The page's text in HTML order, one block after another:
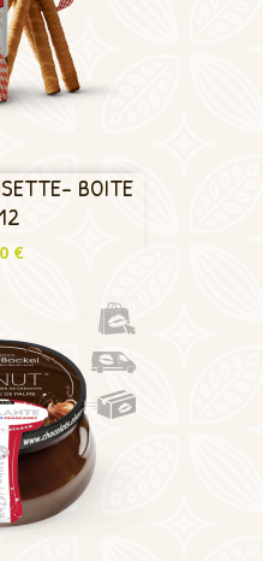
BOITE
€